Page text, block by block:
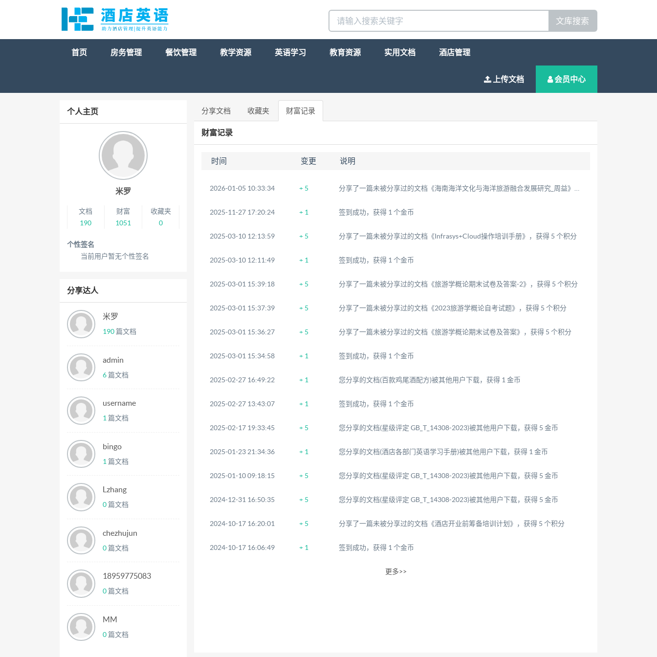
文库搜索
首页 房务管理 餐饮管理 教学资源 英语学习 教育资源 实用文档 酒店管理
上传文档 会员中心
个人主页
米罗
文档
190
财富
1051
收藏夹
0
个性签名
当前用户暂无个性签名
分享达人
米罗
190篇文档
admin
6篇文档
username
1 篇文档
bingo
1 篇文档
Lzhang
0篇文档
chezhujun
0篇文档
18959775083
0篇文档
MM
0篇文档
分享文档 收藏夹 财富记录
财富记录
时间 变更 说明
2026-01-05 10:33:34 + 5
2025-11-27 17:20:24 + 1 签到成功，获得 1 个金币
2025-03-10 12:13:59 + 5 分享了一篇未被分享过的文档《Infrasys+Cloud操作培训手册》，获得 5 个积分
2025-03-10 12:11:49 + 1 签到成功，获得 1 个金币
2025-03-01 15:39:18 + 5 分享了一篇未被分享过的文档《旅游学概论期末试卷及答案-2》，获得 5 个积分
2025-03-01 15:37:39 + 5 分享了一篇未被分享过的文档《2023旅游学概论自考试题》，获得 5 个积分
2025-03-01 15:36:27 + 5 分享了一篇未被分享过的文档《旅游学概论期末试卷及答案》，获得 5 个积分
2025-03-01 15:34:58 + 1 签到成功，获得 1 个金币
2025-02-27 16:49:22 + 1 您分享的文档(百款鸡尾酒配方)被其他用户下载，获得 1 金币
2025-02-27 13:43:07 + 1 签到成功，获得 1 个金币
2025-02-17 19:33:45 + 5 您分享的文档(星级评定 GB_T_14308-2023)被其他用户下载，获得 5 金币
2025-01-23 21:34:36 + 1 您分享的文档(酒店各部门英语学习手册)被其他用户下载，获得 1 金币
2025-01-10 09:18:15 + 5 您分享的文档(星级评定 GB_T_14308-2023)被其他用户下载，获得 5 金币
2024-12-31 16:50:35 + 5 您分享的文档(星级评定 GB_T_14308-2023)被其他用户下载，获得 5 金币
2024-10-17 16:20:01 + 5 分享了一篇未被分享过的文档《酒店开业前筹备培训计划》，获得 5 个积分
2024-10-17 16:06:49 + 1 签到成功，获得 1 个金币
更多>>